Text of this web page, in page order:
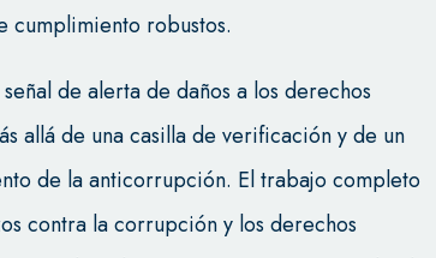
cumplimiento robustos.
de alerta de daños a los derechos
allá de una casilla de verificación y de un
de la anticorrupción. El trabajo completo
contra la corrupción y los derechos